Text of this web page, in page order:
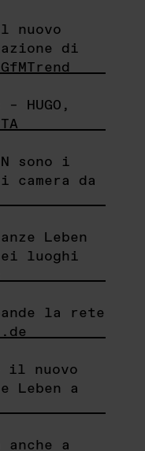
nuovo
di
HUGO,
sono i
da
Leben
luoghi
la rete
il nuovo
Leben a
anche a